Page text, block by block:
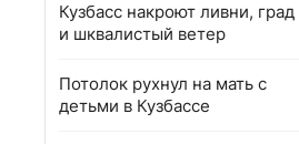
Кузбасс накроют ливни, град
и шквалистый ветер
Потолок рухнул на мать с
детьми в Кузбассе